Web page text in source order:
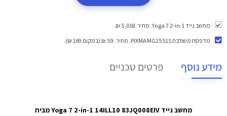
מחשב נייד Yoga 7 2-in-1. מחיר: 5,018 ₪.
מדפסת משולבת PIXMA MG2551S
. מחיר: 59 ₪ (במקום 169 ₪).
מידע נוסף פרטים טכניים
מחשב נייד Yoga 7 2-in-1 14ILL10 83JQ008EIV מבית